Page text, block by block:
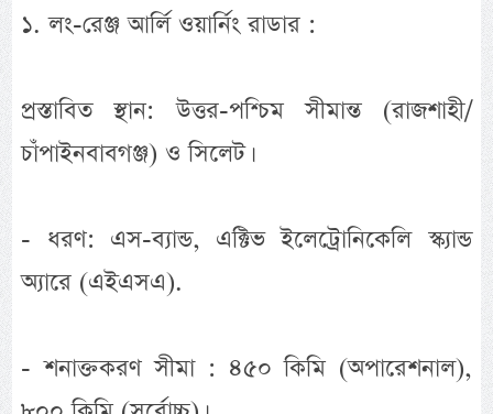
১. লং-রেঞ্জ আর্লি ওয়ার্নিং রাডার :
প্রস্তাবিত স্থান: উত্তর-পশ্চিম সীমান্ত (রাজশাহী/
চাঁপাইনবাবগঞ্জ) ও সিলেট।
- ধরণ: এস-ব্যান্ড, এক্টিভ ইলেট্রোনিকেলি স্ক্যান্ড
অ্যারে (এইএসএ).
- শনাক্তকরণ সীমা : ৪৫০ কিমি (অপারেশনাল),